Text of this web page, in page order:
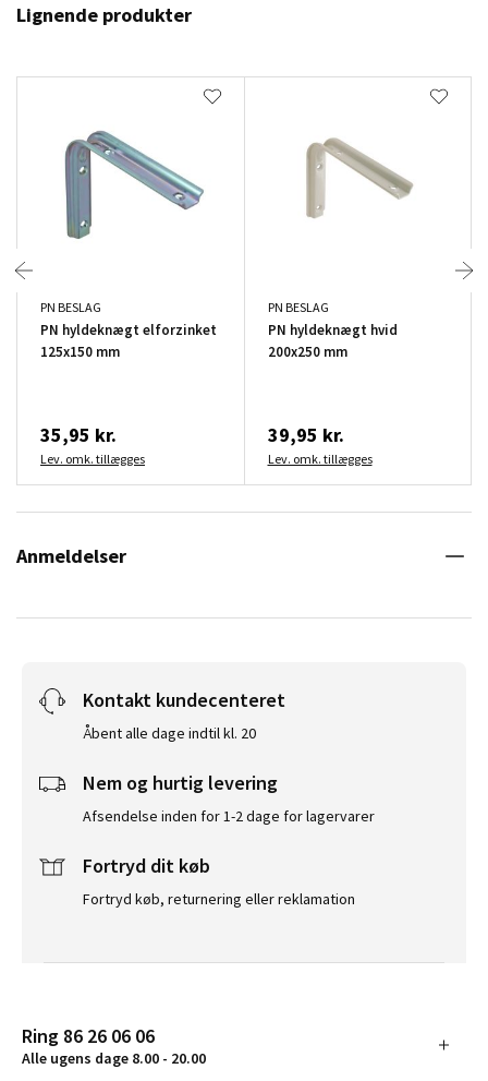
Lignende produkter
PN BESLAG
PN hyldeknægt elforzinket
125x150 mm
35,95 kr.
Lev. omk. tillægges
PN BESLAG
PN hyldeknægt hvid
200x250 mm
39,95 kr.
Lev. omk. tillægges
Anmeldelser
Kontakt kundecenteret
Åbent alle dage indtil kl. 20
Nem og hurtig levering
Afsendelse inden for 1-2 dage for lagervarer
Fortryd dit køb
Fortryd køb, returnering eller reklamation
Ring 86 26 06 06
Alle ugens dage 8.00 - 20.00